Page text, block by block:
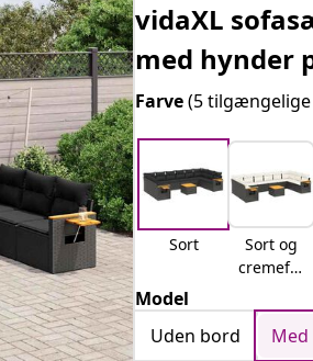
vidaXL
med hynder
Farve(5
Sort
Sort og
cremefar
Model
Uden bord